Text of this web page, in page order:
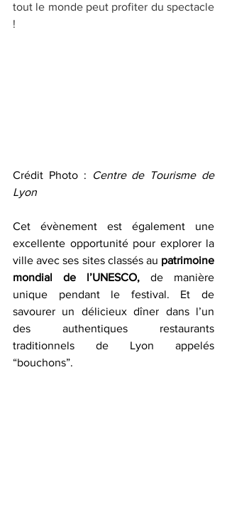
tout le monde peut profiter du spectacle
!
Crédit Photo :
Centre de Tourisme de
Lyon
Cet évènement est également une
excellente opportunité pour explorer la
ville avec ses sites classés au patrimoine
mondial de l’UNESCO, de manière
unique pendant le festival. Et de
savourer un délicieux dîner dans l’un
des authentiques restaurants
traditionnels de Lyon appelés
“bouchons”.